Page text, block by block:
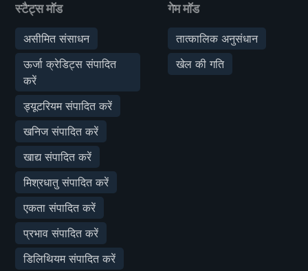
स्टैट्स मॉड
असीमित संसाधन
ऊर्जा क्रेडिट्स संपादित
करें
ड्यूटरियम संपादित करें
खनिज संपादित करें
खाद्य संपादित करें
मिश्रधातु संपादित करें
एकता संपादित करें
प्रभाव संपादित करें
डिलिथियम संपादित करें
गेम मॉड
तात्कालिक अनुसंधान
खेल की गति